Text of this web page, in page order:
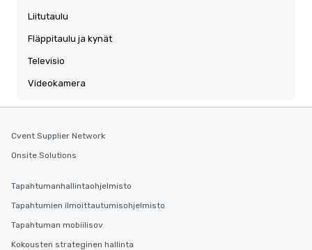
Liitutaulu
Fläppitaulu ja kynät
Televisio
Videokamera
Cvent Supplier Network
Onsite Solutions
Tapahtumanhallintaohjelmisto
Tapahtumien ilmoittautumisohjelmisto
Tapahtuman mobiilisov
Kokousten strateginen hallinta